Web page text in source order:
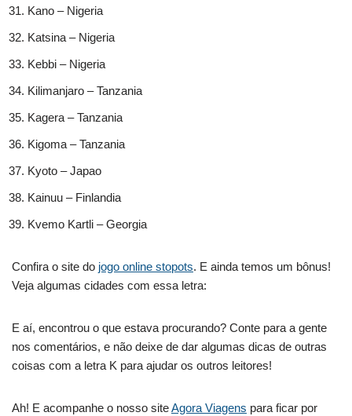
Kano – Nigeria
Katsina – Nigeria
Kebbi – Nigeria
Kilimanjaro – Tanzania
Kagera – Tanzania
Kigoma – Tanzania
Kyoto – Japao
Kainuu – Finlandia
Kvemo Kartli – Georgia
Confira o site do jogo online stopots. E ainda temos um bônus!
Veja algumas cidades com essa letra:
E aí, encontrou o que estava procurando? Conte para a gente
nos comentários, e não deixe de dar algumas dicas de outras
coisas com a letra K para ajudar os outros leitores!
Ah! E acompanhe o nosso siteAgora Viagens para ficar por